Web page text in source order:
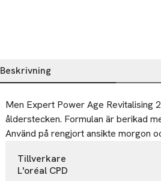
Beskrivning
Beskrivning
Men Expert Power Age Revitalising
ålderstecken. Formulan är berikad
Använd på rengjort ansikte morgon
Tillverkare
L'oréal CPD